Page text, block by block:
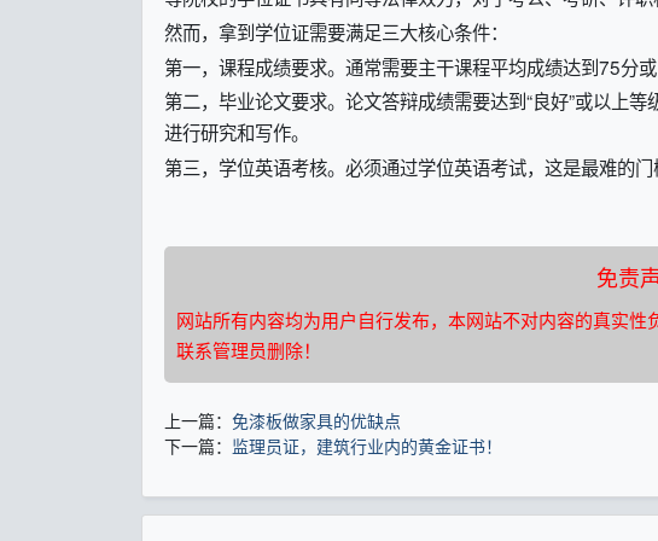
然而，拿到学位证需要满足三大核心条件：
第一，课程成绩要求。通常需要主干课程平均成绩达到75分
第二，毕业论文要求。论文答辩成绩需要达到“良好”或以上
进行研究和写作。
第三，学位英语考核。必须通过学位英语考试，这是最难的门
免责
网站所有内容均为用户自行发布，本网站不对内容的真实
联系管理员删除！
上一篇： 免漆板做家具的优缺点
下一篇： 监理员证，建筑行业内的黄金证书！